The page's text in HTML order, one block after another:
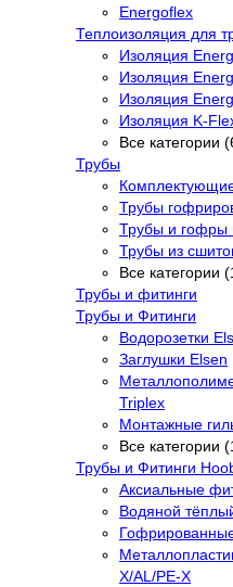
Energoflex
Теплоизоляция для
Изоляция
Изоляция
Изоляция
Изоляция K-
Все категории
Трубы
Трубы
Трубы и гофры
Трубы из
Все категории
Трубы и фитинги
Трубы и Фитинги
Водорозетки
Заглушки Elsen
Triplex
Монтажные
Все категории
Трубы и Фитинги
Аксиальные
Водяной
X/AL/PE-X